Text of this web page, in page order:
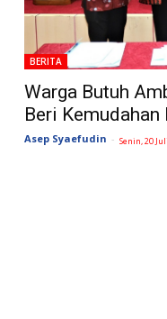
BERITA
Warga Butuh
Beri Kemudahan
Asep Syaefudin - Senin, 20